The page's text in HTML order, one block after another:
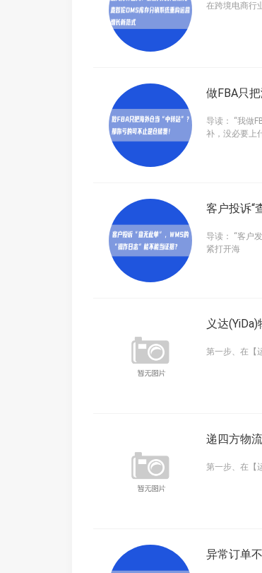
在跨境电商行
做FBA只
导读： “我做
补，没必要上
客户投诉“
导读： “客户
紧打开海
义达
第一步、在【
递四方物
第一步、在【
异常订单